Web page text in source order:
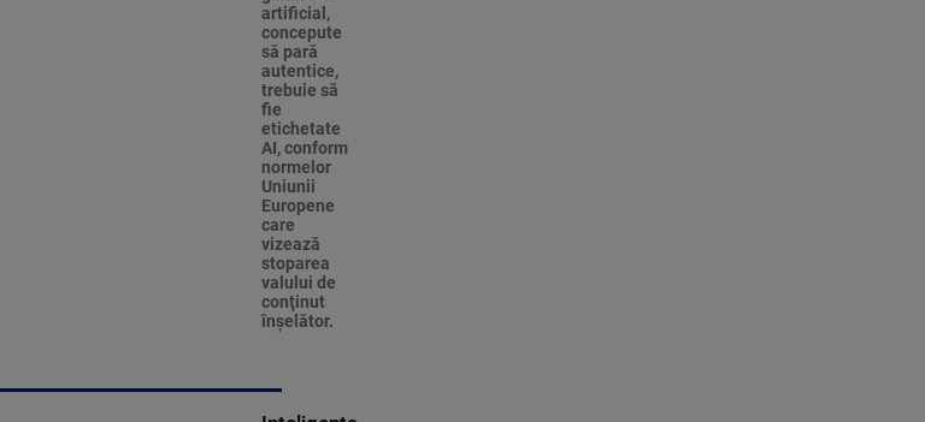
artificial,
concepute
să pară
autentice,
trebuie să
fie
etichetate
AI, conform
normelor
Uniunii
Europene
care
vizează
stoparea
valului de
conţinut
înşelător.